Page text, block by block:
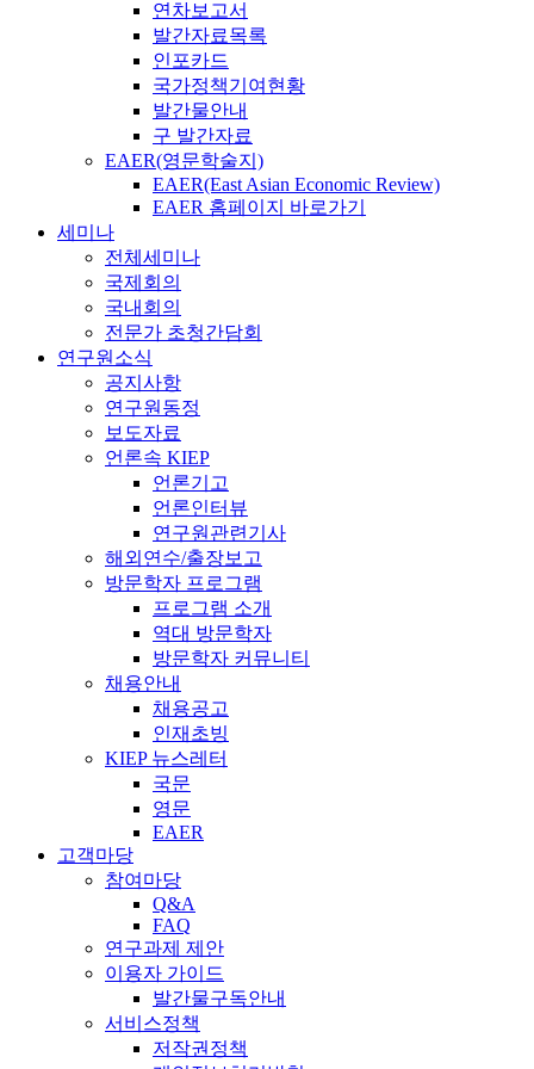
연차보고서
발간자료목록
인포카드
국가정책기여현황
발간물안내
구 발간자료
EAER(영문학술지)
EAER(East Asian Economic Review)
EAER 홈페이지 바로가기
세미나
전체세미나
국제회의
국내회의
전문가 초청간담회
연구원소식
공지사항
연구원동정
보도자료
언론속 KIEP
언론기고
언론인터뷰
연구원관련기사
해외연수/출장보고
방문학자 프로그램
프로그램 소개
역대 방문학자
방문학자 커뮤니티
채용안내
채용공고
인재초빙
KIEP 뉴스레터
국문
영문
EAER
고객마당
참여마당
Q&A
FAQ
연구과제 제안
이용자 가이드
발간물구독안내
서비스정책
저작권정책